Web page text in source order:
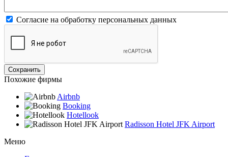
Согласие на обработку персональных данных
Похожие фирмы
Airbnb
Booking
Hotellook
Radisson Hotel JFK Airport
Меню